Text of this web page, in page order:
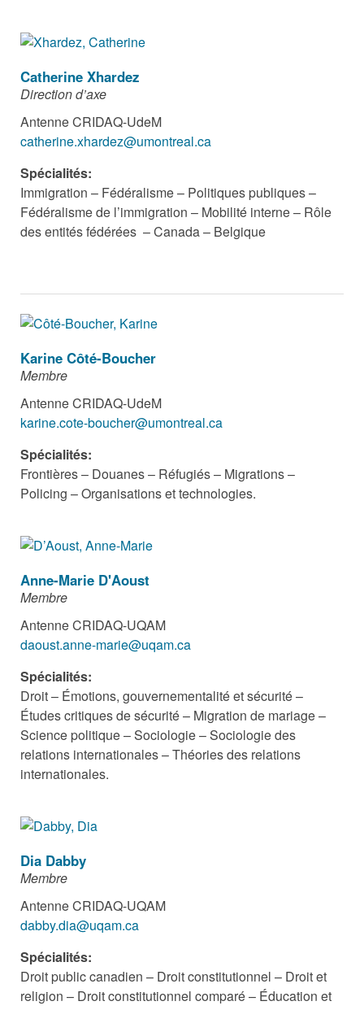
Catherine Xhardez
Direction d’axe
Antenne CRIDAQ-UdeM
catherine.xhardez@umontreal.ca
Spécialités:
Immigration – Fédéralisme – Politiques publiques –
Fédéralisme de l’immigration – Mobilité interne – Rôle
des entités fédérées – Canada – Belgique
Karine Côté-Boucher
Membre
Antenne CRIDAQ-UdeM
karine.cote-boucher@umontreal.ca
Spécialités:
Frontières – Douanes – Réfugiés – Migrations –
Policing – Organisations et technologies.
Anne-Marie D'Aoust
Membre
Antenne CRIDAQ-UQAM
daoust.anne-marie@uqam.ca
Spécialités:
Droit – Émotions, gouvernementalité et sécurité –
Études critiques de sécurité – Migration de mariage –
Science politique – Sociologie – Sociologie des
relations internationales – Théories des relations
internationales.
Dia Dabby
Membre
Antenne CRIDAQ-UQAM
dabby.dia@uqam.ca
Spécialités:
Droit public canadien – Droit constitutionnel – Droit et
religion – Droit constitutionnel comparé – Éducation et